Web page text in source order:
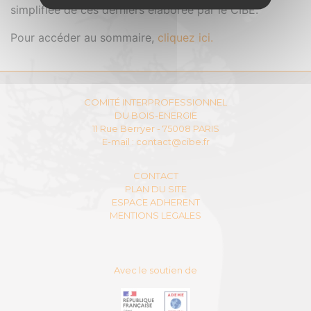
simplifiée de ces derniers élaborée par le CIBE.
Pour accéder au sommaire, cliquez ici.
COMITÉ INTERPROFESSIONNEL
DU BOIS-ENERGIE
11 Rue Berryer - 75008 PARIS
E-mail : contact@cibe.fr
CONTACT
PLAN DU SITE
ESPACE ADHERENT
MENTIONS LEGALES
Avec le soutien de